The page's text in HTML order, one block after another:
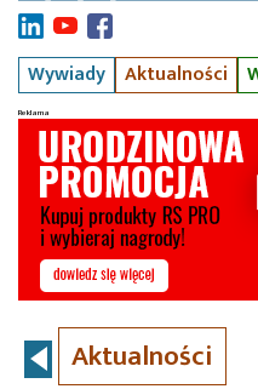
Wywiady Aktualności
Aktualności